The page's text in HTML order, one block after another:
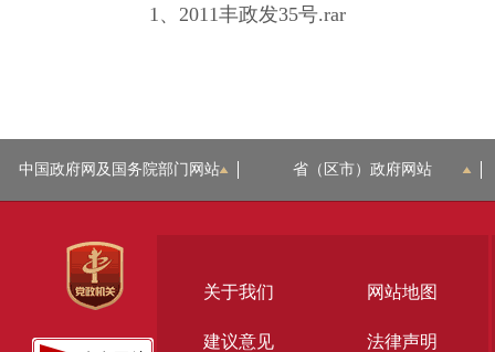
1、 2011丰政发35号.rar
中国政府网及国务院部门网站 省（区市）政府网站
关于我们 网站地图
建议意见 法律声明